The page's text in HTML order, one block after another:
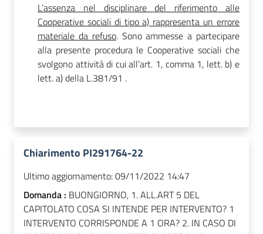
L’assenza nel disciplinare del riferimento alle
Cooperative sociali di tipo a) rappresenta un errore
materiale da refuso. Sono ammesse a partecipare
alla presente procedura le Cooperative sociali che
svolgono attività di cui all’art. 1, comma 1, lett. b) e
lett. a)della L.381/91 .
Chiarimento PI291764-22
Ultimo aggiornamento:09/11/2022 14:47
Domanda : BUONGIORNO, 1. ALL.ART 5 DEL
CAPITOLATO COSA SI INTENDE PER INTERVENTO? 1
INTERVENTO CORRISPONDE A 1 ORA? 2. IN CASO DI